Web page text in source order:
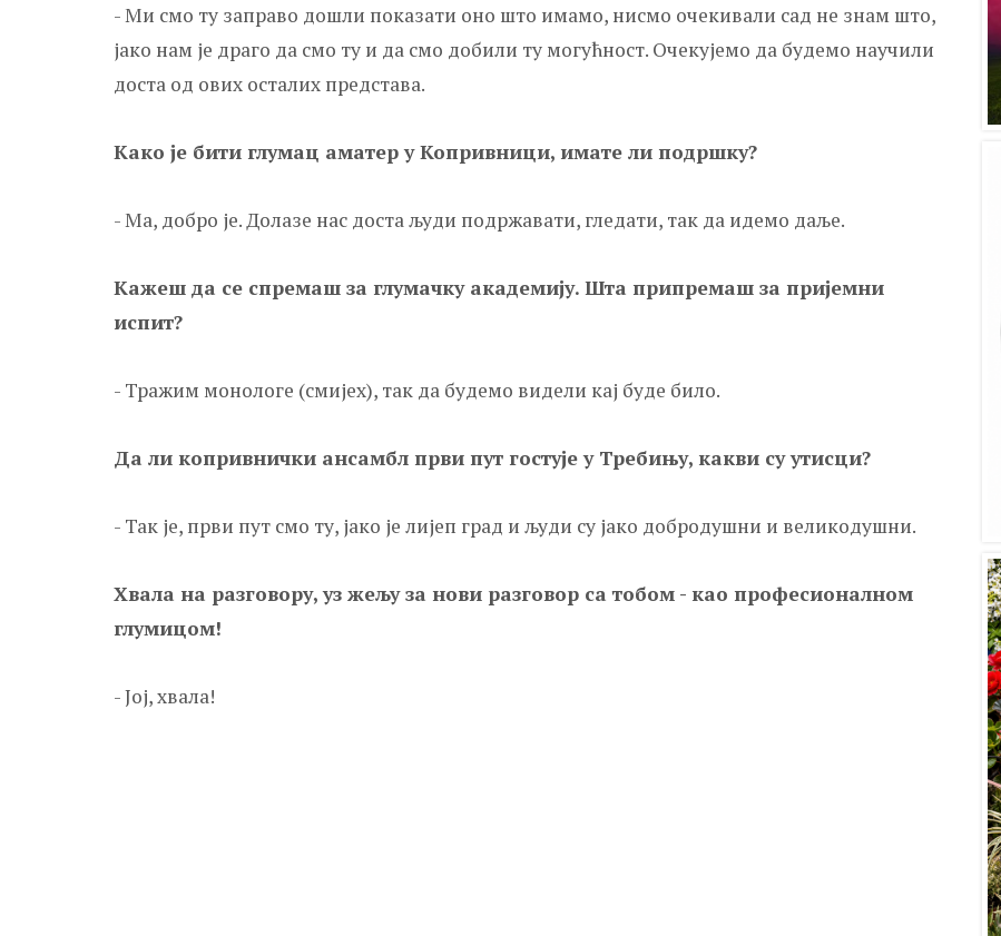
- Ми смо ту заправо дошли показати оно што имамо, нисмо очекивали сад не знам што,
јако нам је драго да смо ту и да смо добили ту могућност. Очекујемо да будемо научили
доста од ових осталих представа.
Како је бити глумац аматер у Копривници, имате ли подршку?
- Ма, добро је. Долазе нас доста људи подржавати, гледати, так да идемо даље.
Кажеш да се спремаш за глумачку академију. Шта припремаш за пријемни
испит?
- Тражим монологе (смијех), так да будемо видели кај буде било.
Да ли копривнички ансамбл први пут гостује у Требињу, какви су утисци?
- Так је, први пут смо ту, јако је лијеп град и људи су јако добродушни и великодушни.
Хвала на разговору, уз жељу за нови разговор са тобом - као професионалном
глумицом!
- Јој, хвала!